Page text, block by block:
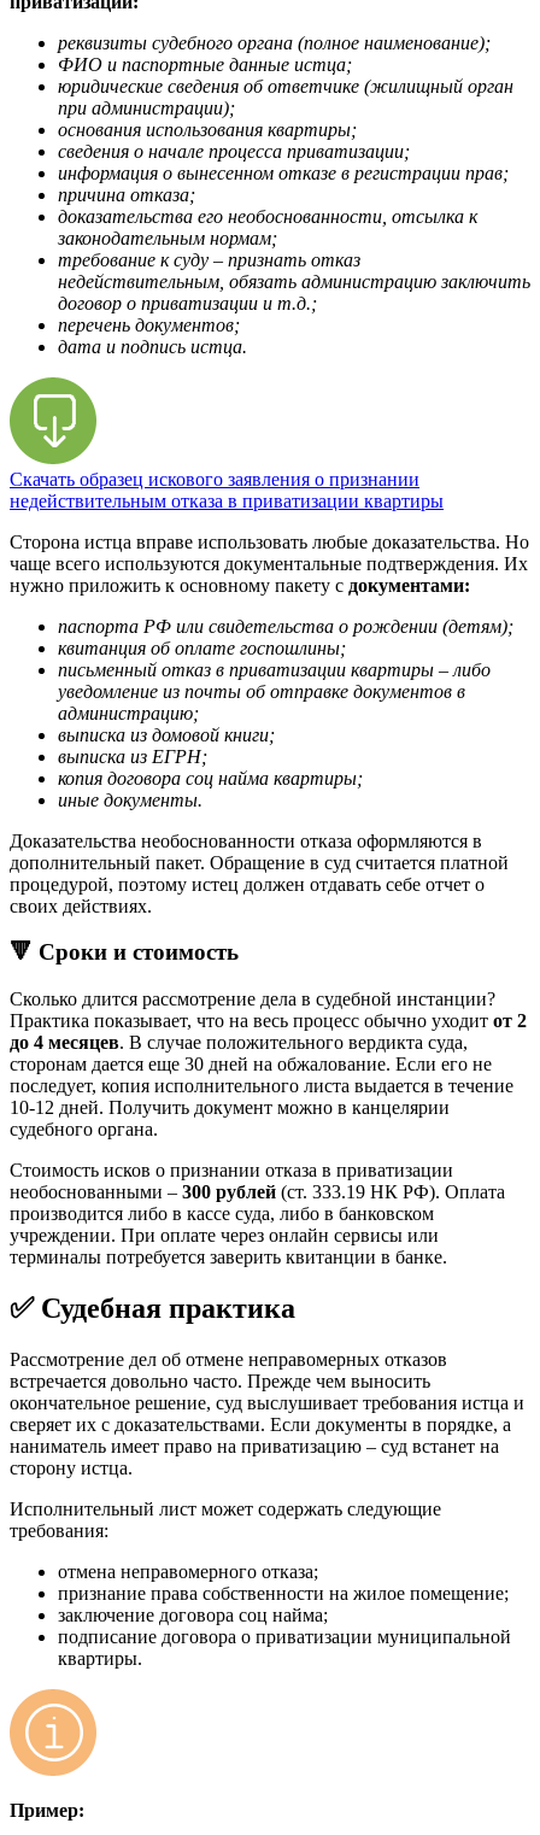
реквизиты судебного органа (полное наименование);
ФИО и паспортные данные истца;
юридические сведения об ответчике (жилищный орган
при администрации);
основания использования квартиры;
сведения о начале процесса приватизации;
информация о вынесенном отказе в регистрации прав;
причина отказа;
доказательства его необоснованности, отсылка к
законодательным нормам;
требование к суду – признать отказ
недействительным, обязать администрацию заключить
договор о приватизации и т.д.;
перечень документов;
дата и подпись истца.
Скачать образец искового заявления о признании
недействительным отказа в приватизации квартиры
Сторона истца вправе использовать любые доказательства. Но
чаще всего используются документальные подтверждения. Их
нужно приложить к основному пакету с документами:
паспорта РФ или свидетельства о рождении (детям);
квитанция об оплате госпошлины;
письменный отказ в приватизации квартиры – либо
уведомление из почты об отправке документов в
администрацию;
выписка из домовой книги;
выписка из ЕГРН;
копия договора соц найма квартиры;
иные документы.
Доказательства необоснованности отказа оформляются в
дополнительный пакет. Обращение в суд считается платной
процедурой, поэтому истец должен отдавать себе отчет о
своих действиях.
🔻 Сроки и стоимость
Сколько длится рассмотрение дела в судебной инстанции?
Практика показывает, что на весь процесс обычно уходит от 2
до 4 месяцев. В случае положительного вердикта суда,
сторонам дается еще 30 дней на обжалование. Если его не
последует, копия исполнительного листа выдается в течение
10-12 дней. Получить документ можно в канцелярии
судебного органа.
Стоимость исков о признании отказа в приватизации
необоснованными – 300 рублей (ст. 333.19 НК РФ). Оплата
производится либо в кассе суда, либо в банковском
учреждении. При оплате через онлайн сервисы или
терминалы потребуется заверить квитанции в банке.
✅ Судебная практика
Рассмотрение дел об отмене неправомерных отказов
встречается довольно часто. Прежде чем выносить
окончательное решение, суд выслушивает требования истца и
сверяет их с доказательствами. Если документы в порядке, а
наниматель имеет право на приватизацию – суд встанет на
сторону истца.
Исполнительный лист может содержать следующие
требования:
отмена неправомерного отказа;
признание права собственности на жилое помещение;
заключение договора соц найма;
подписание договора о приватизации муниципальной
квартиры.
Пример: